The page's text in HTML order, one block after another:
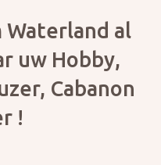
Waterland al
uw Hobby,
Cabanon
!